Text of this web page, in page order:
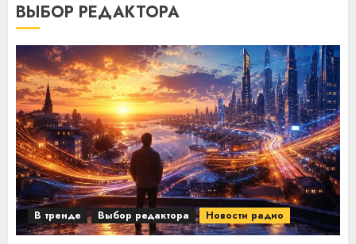
ВЫБОР РЕДАКТОРА
В тренде Выбор редактора Новости радио